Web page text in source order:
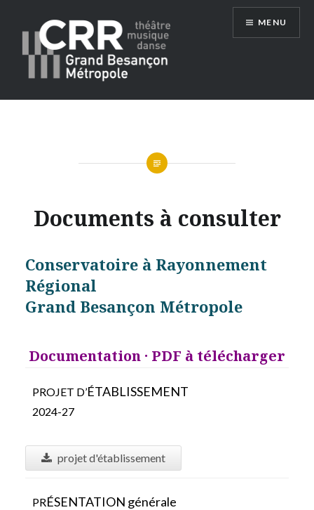
Conservatoire du Grand Besançon
MENU
Documents à consulter
Conservatoire à Rayonnement
Régional
Grand Besançon Métropole
Documentation · PDF à télécharger
PROJET D’ÉTABLISSEMENT
2024-27
projet d'établissement
PRÉSENTATION générale